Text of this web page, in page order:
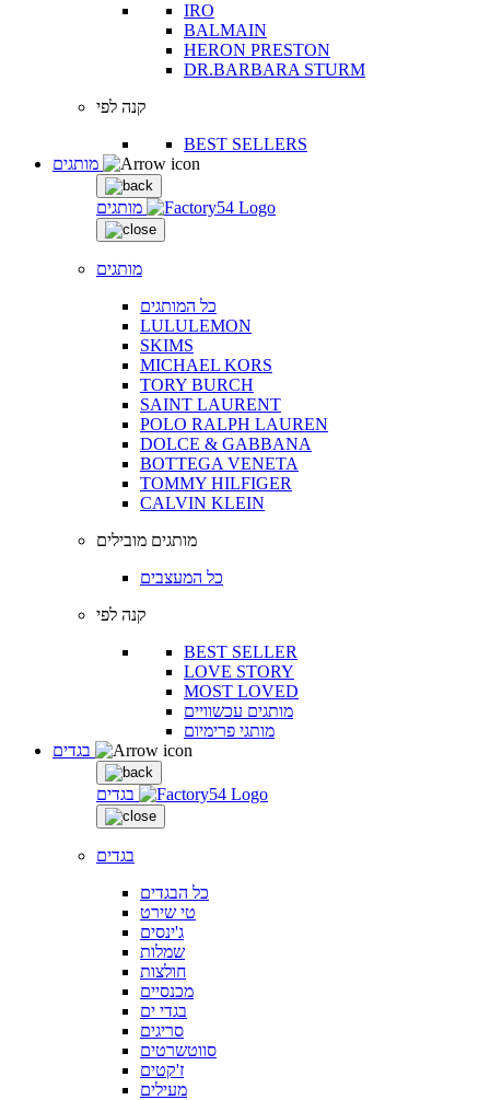
IRO
BALMAIN
HERON PRESTON
DR.BARBARA STURM
קנה לפי
BEST SELLERS
מותגים
מותגים
כל המותגים
LULULEMON
SKIMS
MICHAEL KORS
TORY BURCH
SAINT LAURENT
POLO RALPH LAUREN
DOLCE & GABBANA
BOTTEGA VENETA
TOMMY HILFIGER
CALVIN KLEIN
מותגים מובילים
כל המעצבים
קנה לפי
BEST SELLER
LOVE STORY
MOST LOVED
מותגים עכשוויים
מותגי פרימיום
בגדים
בגדים
כל הבגדים
טי שירט
ג'ינסים
שמלות
חולצות
מכנסיים
בגדי ים
סריגים
סווטשרטים
ז'קטים
מעילים